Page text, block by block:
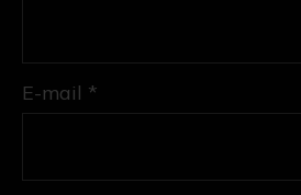
E-mail *